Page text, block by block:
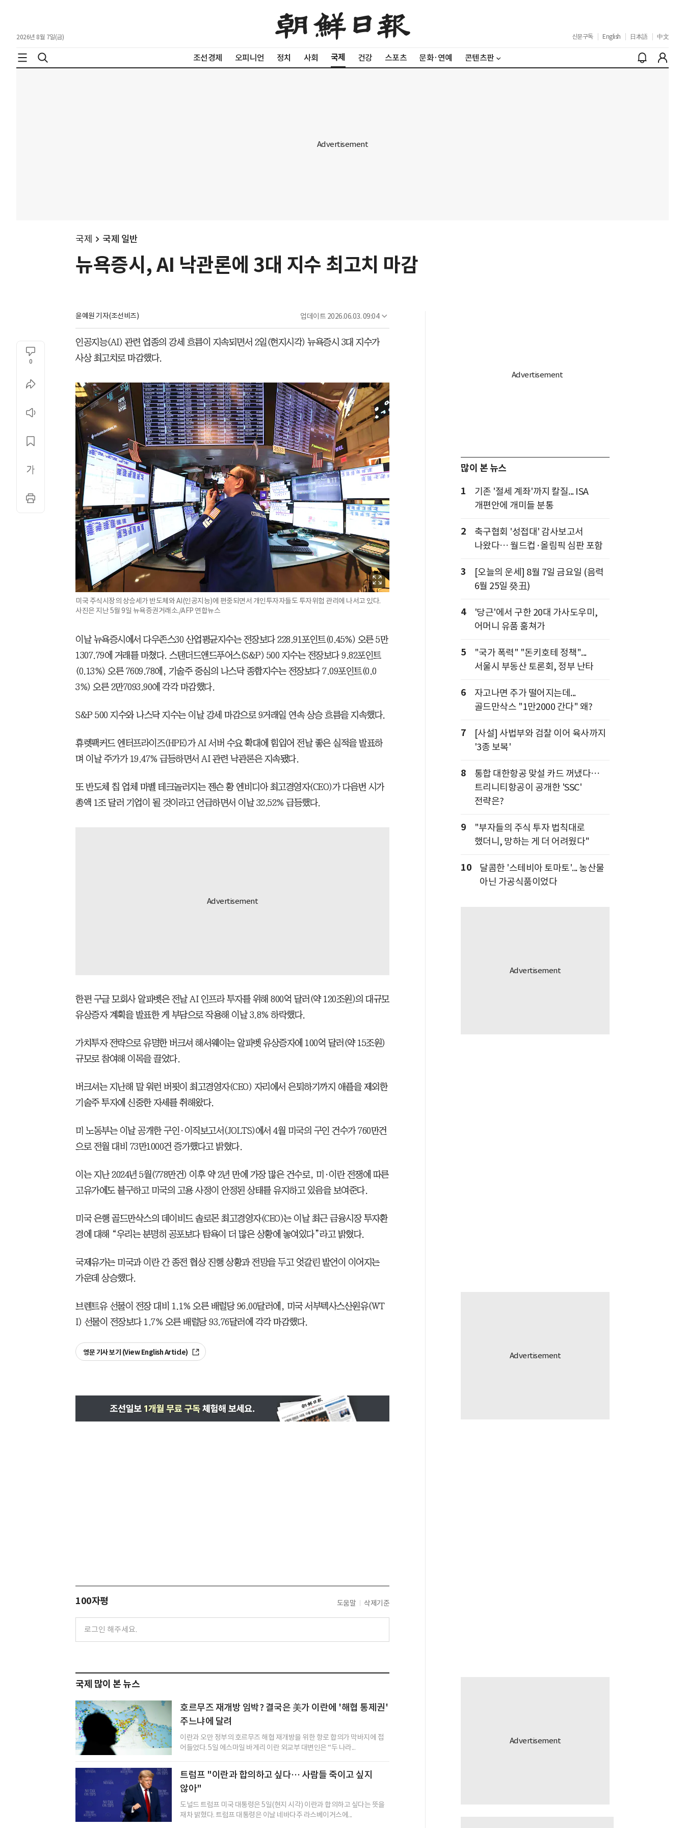
2026년 8월 7일(금) 신문구독 English 日本語 中文
조선경제 오피니언 정치 사회 국제 건강 스포츠 문화·연예 콘텐츠판
국제 국제 일반
뉴욕증시, AI 낙관론에 3대 지수 최고치 마감
윤예원 기자(조선비즈) 업데이트 2026.06.03. 09:04
0
인공지능(AI) 관련 업종의 강세 흐름이 지속되면서 2일(현지시각) 뉴욕증시 3대 지수가
사상 최고치로 마감했다.
미국 주식시장의 상승세가 반도체와 AI(인공지능)에 편중되면서 개인투자자들도 투자위험 관리에 나서고 있다.
사진은 지난 5월 9일 뉴욕증권거래소./AFP 연합뉴스
이날 뉴욕증시에서 다우존스30 산업평균지수는 전장보다 228.91포인트(0.45%) 오른 5만
1307.79에 거래를 마쳤다. 스탠더드앤드푸어스(S&P) 500 지수는 전장보다 9.82포인트
(0.13%) 오른 7609.78에, 기술주 중심의 나스닥 종합지수는 전장보다 7.09포인트(0.0
3%) 오른 2만7093.90에 각각 마감했다.
S&P 500 지수와 나스닥 지수는 이날 강세 마감으로 9거래일 연속 상승 흐름을 지속했다.
휴렛팩커드 엔터프라이즈(HPE)가 AI 서버 수요 확대에 힘입어 전날 좋은 실적을 발표하
며 이날 주가가 19.47% 급등하면서 AI 관련 낙관론은 지속됐다.
또 반도체 칩 업체 마벨 테크놀러지는 젠슨 황 엔비디아 최고경영자(CEO)가 다음번 시가
총액 1조 달러 기업이 될 것이라고 언급하면서 이날 32.52% 급등했다.
한편 구글 모회사 알파벳은 전날 AI 인프라 투자를 위해 800억 달러(약 120조원)의 대규모
유상증자 계획을 발표한 게 부담으로 작용해 이날 3.8% 하락했다.
가치투자 전략으로 유명한 버크셔 해서웨이는 알파벳 유상증자에 100억 달러(약 15조원)
규모로 참여해 이목을 끌었다.
버크셔는 지난해 말 워런 버핏이 최고경영자(CEO) 자리에서 은퇴하기까지 애플을 제외한
기술주 투자에 신중한 자세를 취해왔다.
미 노동부는 이날 공개한 구인·이직보고서(JOLTS)에서 4월 미국의 구인 건수가 760만건
으로 전월 대비 73만1000건 증가했다고 밝혔다.
이는 지난 2024년 5월(778만건) 이후 약 2년 만에 가장 많은 건수로, 미·이란 전쟁에 따른
고유가에도 불구하고 미국의 고용 사정이 안정된 상태를 유지하고 있음을 보여준다.
미국 은행 골드만삭스의 데이비드 솔로몬 최고경영자(CEO)는 이날 최근 금융시장 투자환
경에 대해 “우리는 분명히 공포보다 탐욕이 더 많은 상황에 놓여있다”라고 밝혔다.
국제유가는 미국과 이란 간 종전 협상 진행 상황과 전망을 두고 엇갈린 발언이 이어지는
가운데 상승했다.
브렌트유 선물이 전장 대비 1.1% 오른 배럴당 96.00달러에, 미국 서부텍사스산원유(WT
I) 선물이 전장보다 1.7% 오른 배럴당 93.76달러에 각각 마감했다.
영문 기사 보기 (View English Article)
100자평 도움말 삭제기준
국제 많이 본 뉴스
호르무즈 재개방 임박? 결국은 美가 이란에 '해협 통제권'
주느냐에 달려
이란과 오만 정부의 호르무즈 해협 재개방을 위한 항로 합의가 막바지에 접
어들었다. 5일 에스마일 바게리 이란 외교부 대변인은 “두 나라...
트럼프 "이란과 합의하고 싶다… 사람들 죽이고 싶지
않아"
도널드 트럼프 미국 대통령은 5일(현지 시각) 이란과 합의하고 싶다는 뜻을
재차 밝혔다. 트럼프 대통령은 이날 네바다주 라스베이거스에...
많이 본 뉴스
1
기존 '절세 계좌'까지 칼질... ISA
개편안에 개미들 분통
2
축구협회 '성접대' 감사보고서
나왔다… 월드컵·올림픽 심판 포함
3
[오늘의 운세] 8월 7일 금요일 (음력
6월 25일 癸丑)
4
'당근'에서 구한 20대 가사도우미,
어머니 유품 훔쳐가
5
"국가 폭력" "돈키호테 정책"...
서울시 부동산 토론회, 정부 난타
6
자고나면 주가 떨어지는데...
골드만삭스 "1만2000 간다" 왜?
7
[사설] 사법부와 검찰 이어 육사까지
'3종 보복'
8
통합 대한항공 맞설 카드 꺼냈다…
트리니티항공이 공개한 'SSC'
전략은?
9
"부자들의 주식 투자 법칙대로
했더니, 망하는 게 더 어려웠다"
10
달콤한 '스테비아 토마토'... 농산물
아닌 가공식품이었다